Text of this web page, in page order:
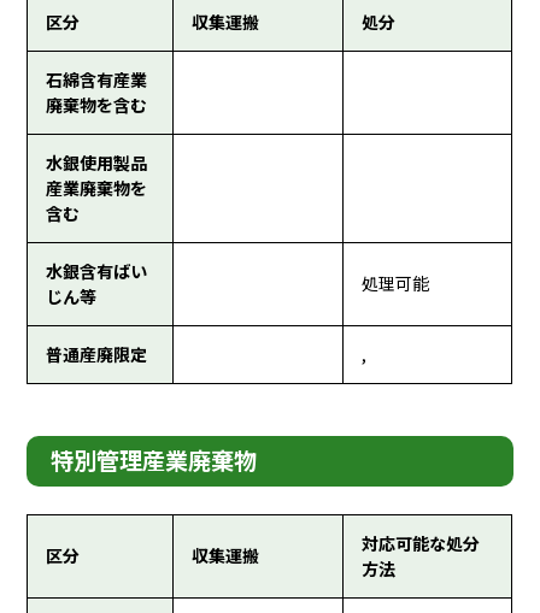
区分 収集運搬 処分
石綿含有産業
廃棄物を含む
水銀使用製品
産業廃棄物を
含む
水銀含有ばい
じん等
処理可能
普通産廃限定 ,
特別管理産業廃棄物
区分 収集運搬
対応可能な処分
方法